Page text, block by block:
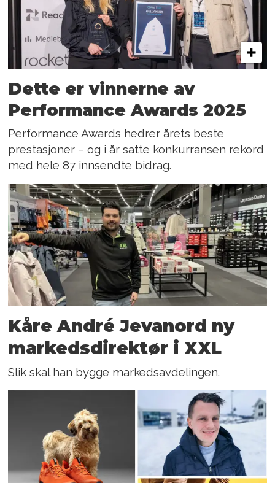
Dette er vinnerne av
Performance Awards 2025
Performance Awards hedrer årets beste
prestasjoner – og i år satte konkurransen rekord
med hele 87 innsendte bidrag.
Kåre André Jevanord ny
markedsdirektør i XXL
Slik skal han bygge markedsavdelingen.